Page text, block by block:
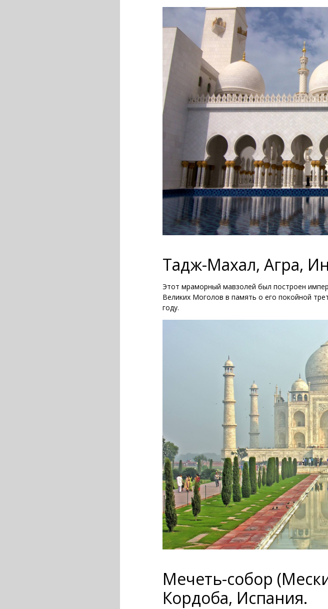
Тадж-Махал, Агра,
Этот мраморный мавзолей был построен
Великих Моголов в память о его покойной
году.
Мечеть-собор
Кордоба, Испания.